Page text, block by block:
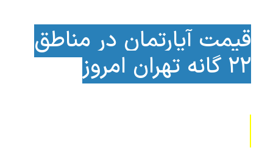
قیمت آپارتمان در مناطق
22 گانه تهران امروز